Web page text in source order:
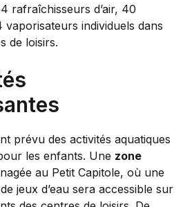
rafraîchisseurs d’air, 40
vaporisateurs individuels dans
de loisirs.
prévu des activités aquatiques
les enfants. Une zone
au Petit Capitole, où une
jeux d’eau sera accessible sur